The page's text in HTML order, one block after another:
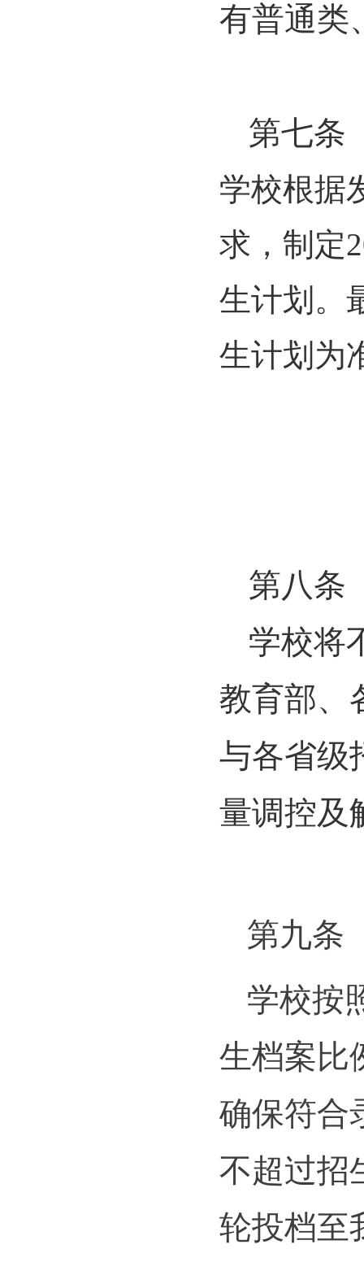
有普通类
第七条
学校根据
求，制定
生计划。
生计划为
第八条
学校将
教育部、
与各省级
量调控及
第九条
学校按
生档案比
确保符合
不超过招
轮投档至